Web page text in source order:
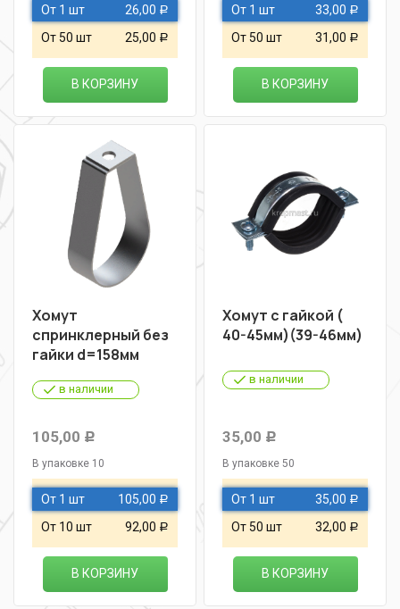
От 1 шт 26,00 Р
От 50 шт 25,00 Р
В КОРЗИНУ
От 1 шт 33,00 Р
От 50 шт 31,00 Р
В КОРЗИНУ
Хомут
спринклерный без
гайки d=158мм
в наличии
105,00 Р
В упаковке 10
От 1 шт 105,00 Р
От 10 шт 92,00 Р
В КОРЗИНУ
Хомут с гайкой (
40-45мм)(39-46мм)
в наличии
35,00 Р
В упаковке 50
От 1 шт 35,00 Р
От 50 шт 32,00 Р
В КОРЗИНУ